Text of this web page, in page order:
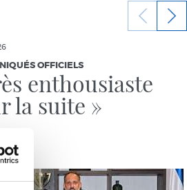
OFFICIELS
enthousiaste
la suite »